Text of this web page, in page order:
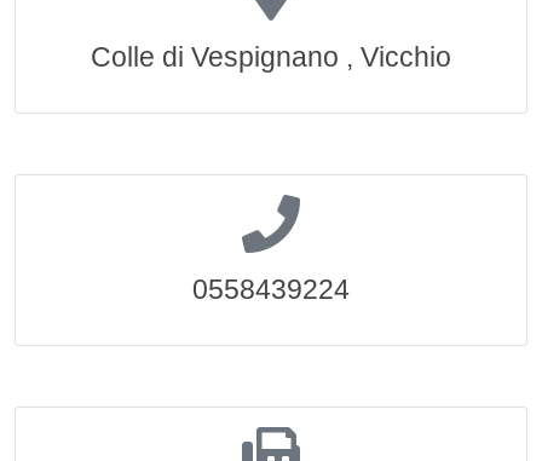
Colle di Vespignano , Vicchio
0558439224